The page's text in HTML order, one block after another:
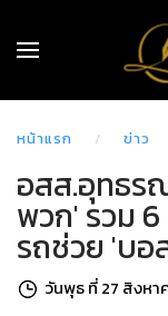
หน้าแรก ข่าว
อสส.อุทธ
พวก' รวม
รถช่วย 'บอ
วันพุธ ที่ 27 สิงหา